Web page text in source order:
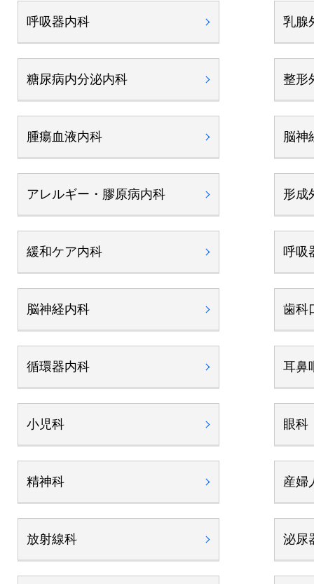
呼吸器内科
糖尿病内分泌内科
腫瘍血液内科
アレルギー・膠原病内科
緩和ケア内科
脳神経内科
循環器内科
小児科
精神科
放射線科
乳腺
整形
脳神
形成
呼吸
歯科
耳鼻
眼科
産婦
泌尿